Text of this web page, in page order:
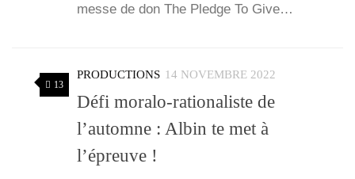
messe de don The Pledge To Give…
13
PRODUCTIONS 14 NOVEMBRE 2022
Défi moralo-rationaliste de
l’automne : Albin te met à
l’épreuve !